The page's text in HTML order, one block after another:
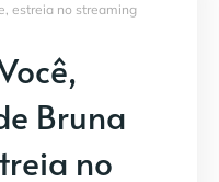
estreia no streaming
Bruna
no